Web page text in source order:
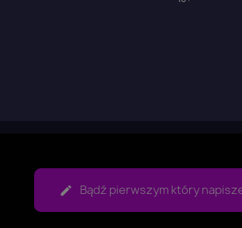
Bądź pierwszym który